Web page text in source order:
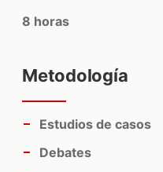
8 horas
Metodología
Estudios de casos
Debates